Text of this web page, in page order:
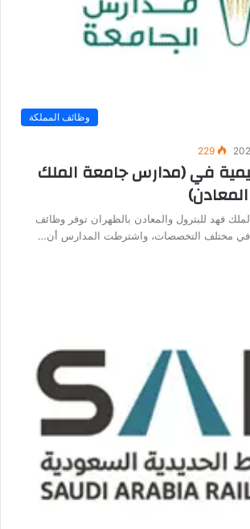
وظائف المملكة
229
في (مدارس جامعة الملك
فهد للبترول والمعادن بالظهران توفر وظائف
في مختلف التخصصات، واشترطت المدارس أن…